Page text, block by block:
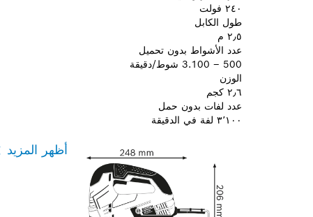
٢٤٠ فولت
طول الكابل
٢٫٥ م
عدد الأشواط بدون تحميل
500 – 3.100 شوط/دقيقة
الوزن
٢٫٦ كجم
عدد لفات بدون حمل
٣٬١٠٠ لفة في الدقيقة
أظهر المزيد